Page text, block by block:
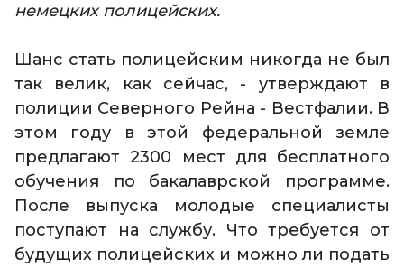
немецких полицейских.
Шанс стать полицейским никогда не был
так велик, как сейчас, - утверждают в
полиции Северного Рейна - Вестфалии. В
этом году в этой федеральной земле
предлагают 2300 мест для бесплатного
обучения по бакалаврской программе.
После выпуска молодые специалисты
поступают на службу. Что требуется от
будущих полицейских и можно ли подать